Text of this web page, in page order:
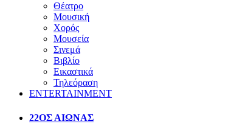
Θέατρο
Μουσική
Χορός
Μουσεία
Σινεμά
Βιβλίο
Εικαστικά
Τηλεόραση
ENTERTAINMENT
22ΟΣ ΑΙΩΝΑΣ